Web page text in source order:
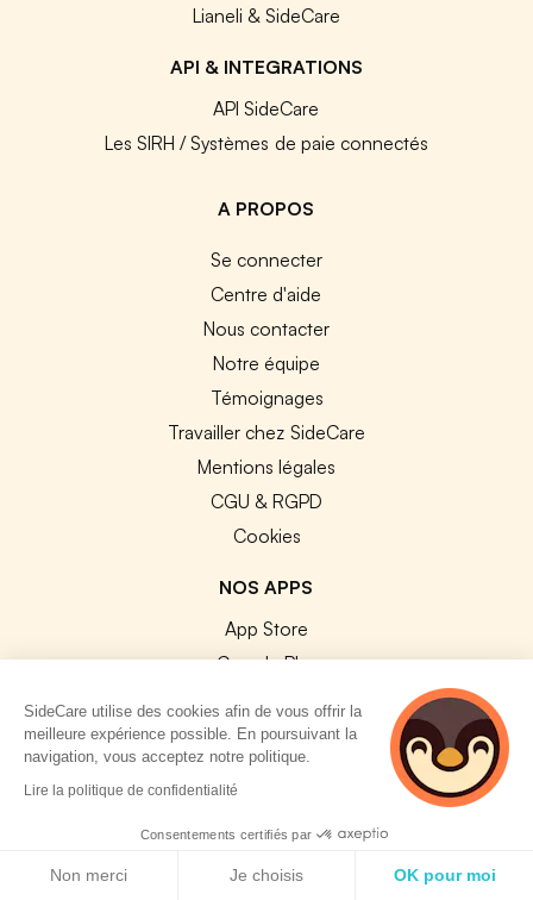
Lianeli & SideCare
API & INTEGRATIONS
API SideCare
Les SIRH / Systèmes de paie connectés
A PROPOS
Se connecter
Centre d'aide
Nous contacter
Notre équipe
Témoignages
Travailler chez SideCare
Mentions légales
CGU & RGPD
Cookies
NOS APPS
App Store
Google Play
© 2026 SideCare. Tous droits réservés.
SideCare utilise des cookies afin de vous offrir la
meilleure expérience possible. En poursuivant la
navigation, vous acceptez notre politique.
Lire la politique de confidentialité
Consentements certifiés par
Non merci Je choisis OK pour moi
3 personnes
consultent
actuellement cette